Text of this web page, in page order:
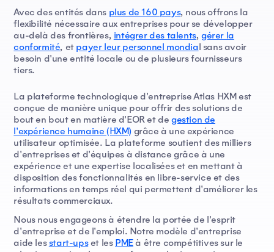
Avec des entités dans plus de 160 pays, nous offrons la
flexibilité nécessaire aux entreprises pour se développer
au-delà des frontières, intégrer des talents, gérer la
conformité, et payer leur personnel mondia l sans avoir
besoin d'une entité locale ou de plusieurs fournisseurs
tiers.
La plateforme technologique d'entreprise Atlas HXM est
conçue de manière unique pour offrir des solutions de
bout en bout en matière d'EOR et de gestion de
l'expérience humaine (HXM) grâce à une expérience
utilisateur optimisée. La plateforme soutient des milliers
d'entreprises et d'équipes à distance grâce à une
expérience et une expertise localisées et en mettant à
disposition des fonctionnalités en libre-service et des
informations en temps réel qui permettent d'améliorer les
résultats commerciaux.
Nous nous engageons à étendre la portée de l'esprit
d'entreprise et de l'emploi. Notre modèle d'entreprise
aide lesstart-upset les PMEà être compétitives sur le